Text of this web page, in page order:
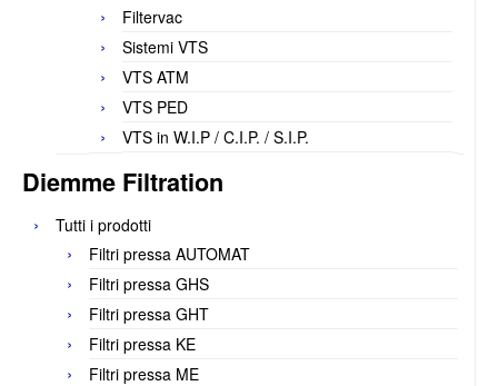
Filtervac
Sistemi VTS
VTS ATM
VTS PED
VTS in W.I.P / C.I.P. / S.I.P.
Diemme Filtration
Tutti i prodotti
Filtri pressa AUTOMAT
Filtri pressa GHS
Filtri pressa GHT
Filtri pressa KE
Filtri pressa ME